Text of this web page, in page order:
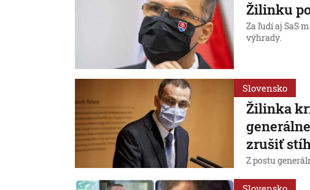
Žilinku
Za ľudí aj SaS
výhrady.
Slovensko
Žilinka
zrušiť
Z postu